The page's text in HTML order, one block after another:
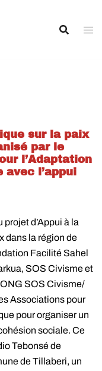
sur la paix
par le
l’Adaptation
avec l’appui
d’Appui à la
dans la région de
Facilité Sahel
SOS Civisme et
SOS Civisme/
Associations pour
pour organiser un
sociale. Ce
Tebonsé de
de Tillaberi, un